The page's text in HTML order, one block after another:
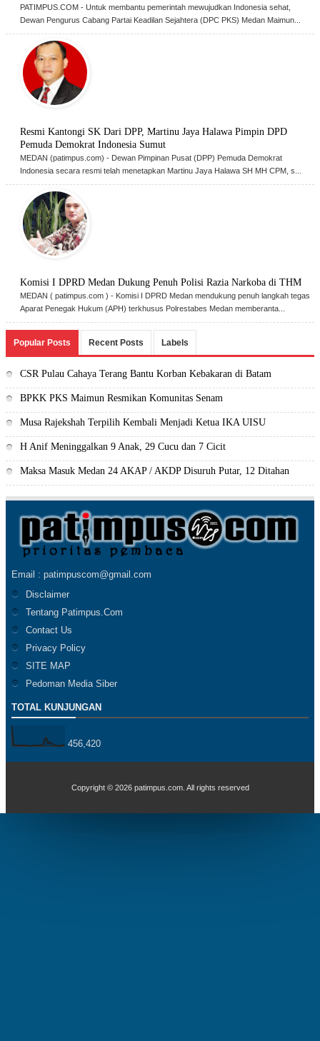
PATIMPUS.COM - Untuk membantu pemerintah mewujudkan Indonesia sehat,
Dewan Pengurus Cabang Partai Keadilan Sejahtera (DPC PKS) Medan Maimun...
‎Resmi Kantongi SK Dari DPP, Martinu Jaya Halawa Pimpin DPD
Pemuda Demokrat Indonesia Sumut ‎
‎MEDAN (patimpus.com) - Dewan Pimpinan Pusat (DPP) Pemuda Demokrat
Indonesia secara resmi telah menetapkan Martinu Jaya Halawa SH MH CPM, s...
Komisi I DPRD Medan Dukung Penuh Polisi Razia Narkoba di THM
MEDAN ( patimpus.com ) - Komisi I DPRD Medan mendukung penuh langkah tegas
Aparat Penegak Hukum (APH) terkhusus Polrestabes Medan memberanta...
Popular Posts Recent Posts Labels
CSR Pulau Cahaya Terang Bantu Korban Kebakaran di Batam
BPKK PKS Maimun Resmikan Komunitas Senam
Musa Rajekshah Terpilih Kembali Menjadi Ketua IKA UISU
H Anif Meninggalkan 9 Anak, 29 Cucu dan 7 Cicit
Maksa Masuk Medan 24 AKAP / AKDP Disuruh Putar, 12 Ditahan
Email : patimpuscom@gmail.com
Disclaimer
Tentang Patimpus.Com
Contact Us
Privacy Policy
SITE MAP
Pedoman Media Siber
TOTAL KUNJUNGAN
456,420
Copyright © 2026 patimpus.com. All rights reserved